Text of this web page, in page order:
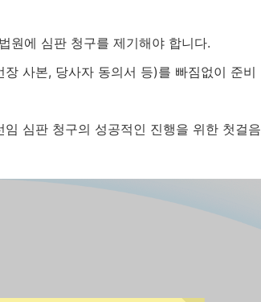
원에 심판 청구를 제기해야 합니다.
사본, 당사자 동의서 등)를 빠짐없이 준비
심판 청구의 성공적인 진행을 위한 첫걸음